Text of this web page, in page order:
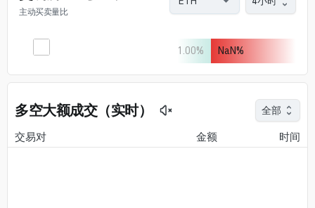
主动买卖量比
1.00% NaN%
多空大额成交（实时） 全部
交易对 金额 时间